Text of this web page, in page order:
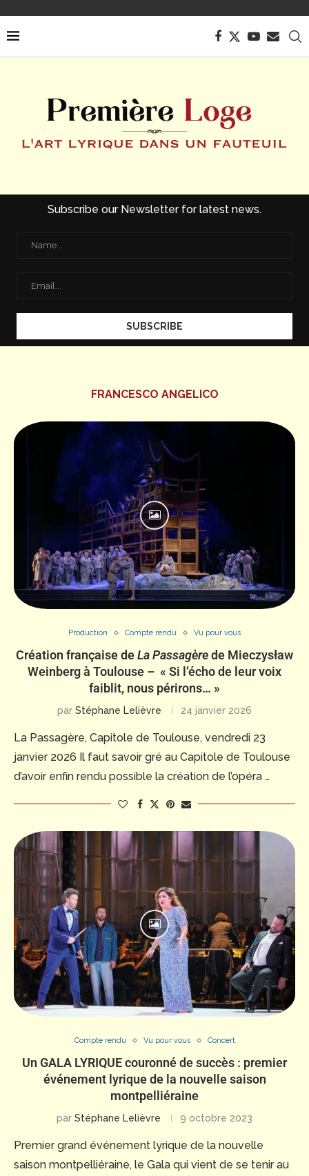
Subscribe our Newsletter for latest news.
FRANCESCO ANGELICO
Production Compte rendu Vu pour vous
Création française deLa Passagèrede Mieczysław
Weinberg à Toulouse – « Si l’écho de leur voix
faiblit, nous périrons… »
par Stéphane Lelièvre 24 janvier 2026
La Passagère, Capitole de Toulouse, vendredi 23
janvier 2026 Il faut savoir gré au Capitole de Toulouse
d’avoir enfin rendu possible la création de l’opéra …
Compte rendu Vu pour vous Concert
Un GALA LYRIQUE couronné de succès : premier
événement lyrique de la nouvelle saison
montpelliéraine
par Stéphane Lelièvre 9 octobre 2023
Premier grand événement lyrique de la nouvelle
saison montpelliéraine, le Gala qui vient de se tenir au